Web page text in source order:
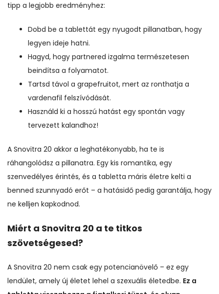
tipp a legjobb eredményhez:
Dobd be a tablettát egy nyugodt pillanatban, hogy
legyen ideje hatni.
Hagyd, hogy partnered izgalma természetesen
beindítsa a folyamatot.
Tartsd távol a grapefruitot, mert az ronthatja a
vardenafil felszívódását.
Használd ki a hosszú hatást egy spontán vagy
tervezett kalandhoz!
A Snovitra 20 akkor a leghatékonyabb, ha te is
ráhangolódsz a pillanatra. Egy kis romantika, egy
szenvedélyes érintés, és a tabletta máris életre kelti a
benned szunnyadó erőt – a hatásidő pedig garantálja, hogy
ne kelljen kapkodnod.
Miért a Snovitra 20 a te titkos
szövetségesed?
A Snovitra 20 nem csak egy potencianövelő – ez egy
lendület, amely új életet lehel a szexuális életedbe. Ez a